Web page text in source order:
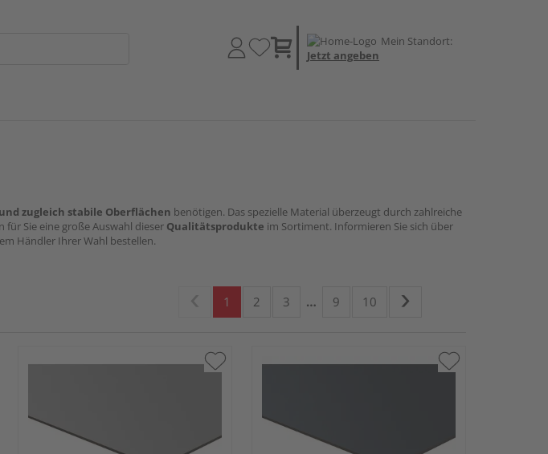
Mein Standort:
Jetzt angeben
zugleich stabile Oberflächen benötigen. Das spezielle Material überzeugt durch zahlreiche
Sie eine große Auswahl dieser Qualitätsprodukte im Sortiment. Informieren Sie sich über
Händler Ihrer Wahl bestellen.
1 2 3 … 9 10